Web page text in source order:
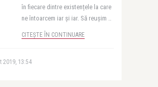
în fiecare dintre existențele la care
ne întoarcem iar și iar. Să reușim ..
CITEȘTE ÎN CONTINUARE
13:54